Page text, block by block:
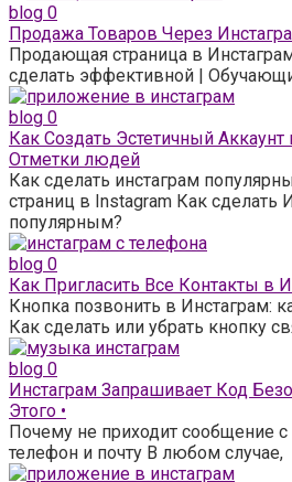
blog 0
Продажа Товаров Через
Продающая страница в
сделать эффективной |
blog 0
Как Создать Эстетичный Аккаунт
Отметки людей
Как сделать инстаграм
страниц в Instagram Как сделать
популярным?
blog 0
Как Пригласить Все Контакты в
Кнопка позвонить в Инстаграм:
Как сделать или убрать кнопку
blog 0
Инстаграм Запрашивает Код
Этого •
Почему не приходит сообщение
телефон и почту В любом случае,